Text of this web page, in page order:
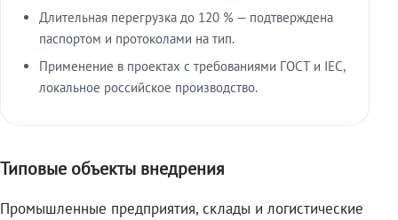
Длительная перегрузка до 120 % — подтверждена
паспортом и протоколами на тип.
Применение в проектах с требованиями ГОСТ и IEC,
локальное российское производство.
Типовые объекты внедрения
Промышленные предприятия, склады и логистические